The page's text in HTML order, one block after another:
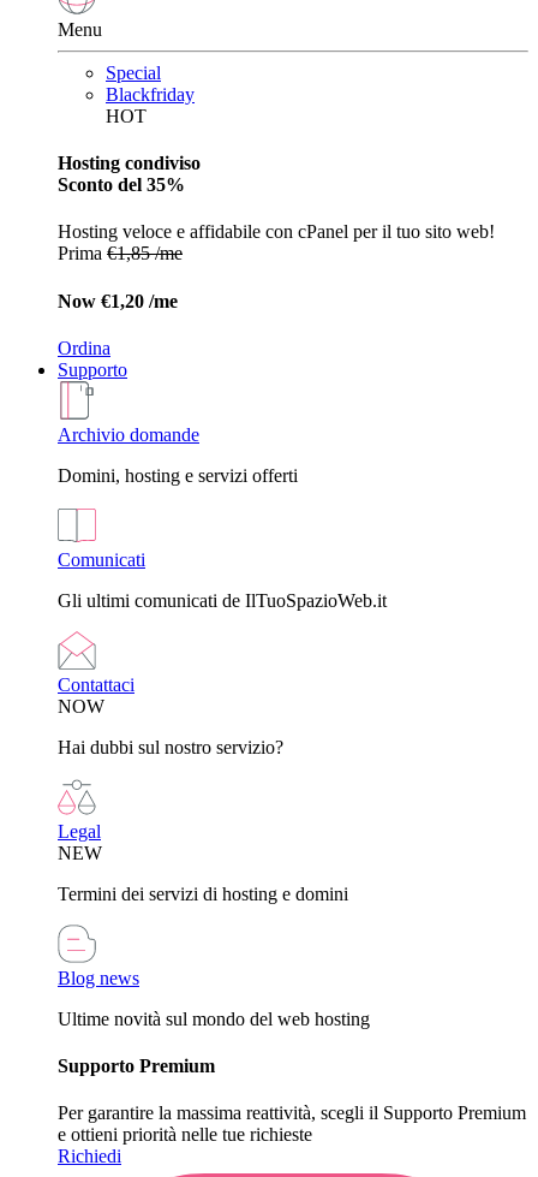
Menu
Special
Blackfriday
HOT
Hosting condiviso
Sconto del 35%
Hosting veloce e affidabile con cPanel per il tuo sito web!
Prima €1,85 /me
Now €1,20 /me
Ordina
Supporto
Archivio domande
Domini, hosting e servizi offerti
Comunicati
Gli ultimi comunicati de IlTuoSpazioWeb.it
Contattaci
NOW
Hai dubbi sul nostro servizio?
Legal
NEW
Termini dei servizi di hosting e domini
Blog news
Ultime novità sul mondo del web hosting
Supporto Premium
Per garantire la massima reattività, scegli il Supporto Premium
e ottieni priorità nelle tue richieste
Richiedi